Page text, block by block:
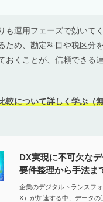
も運用フェーズで効いて
ため、勘定科目や税区分
おくことが、信頼できる
較について詳しく学ぶ（
DX実現に不可欠なデ
要件整理から手法ま
企業のデジタルトランスフ
X）が加速する中、データの